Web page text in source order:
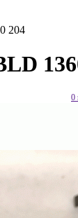
204
0